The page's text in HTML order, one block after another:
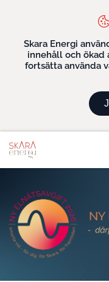
Skara Energi
innehåll och ökad
fortsätta använda